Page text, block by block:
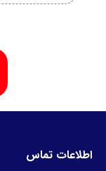
اطلاعات تماس